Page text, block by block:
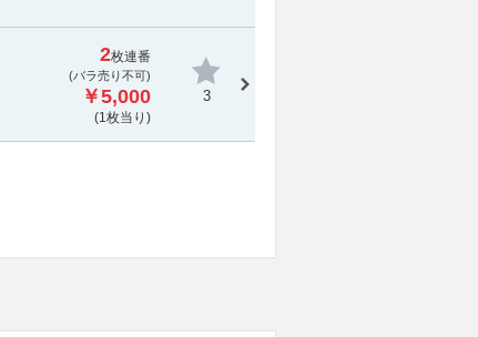
2枚連番
(バラ売り不可)
￥5,000
(1枚当り)
3